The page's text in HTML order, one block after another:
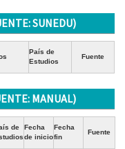
SUNEDU)
País de
Estudios
Fuente
MANUAL)
de
Fecha
de inicio
Fecha
fin
Fuente